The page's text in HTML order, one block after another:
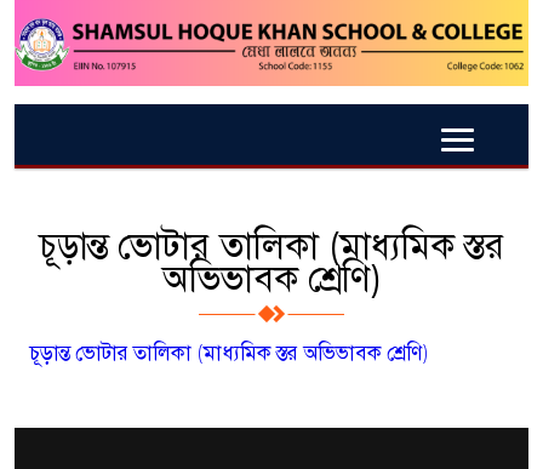
চূড়ান্ত ভোটার তালিকা (মাধ্যমিক স্তর
অভিভাবক শ্রেণি)
চূড়ান্ত ভোটার তালিকা (মাধ্যমিক স্তর অভিভাবক শ্রেণি)